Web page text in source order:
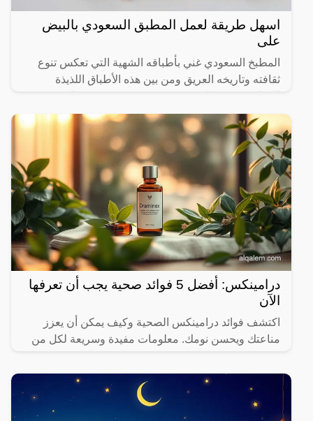
اسهل طريقة لعمل المطبق السعودي بالبيض
على
المطبخ السعودي غني بأطباقه الشهية التي تعكس تنوع
ثقافته وتاريخه العريق ومن بين هذه الأطباق اللذيذة
واللحم المفروم
درامينكس: أفضل 5 فوائد صحية يجب أن تعرفها
الآن
اكتشف فوائد درامينكس الصحية وكيف يمكن أن يعزز
مناعتك ويحسن نومك. معلومات مفيدة وسريعة لكل من